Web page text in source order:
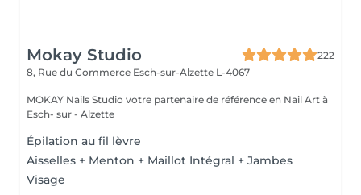
Mokay Studio
222
8, Rue du Commerce Esch-sur-Alzette L-4067
MOKAY Nails Studio votre partenaire de référence en Nail Art à
Esch- sur - Alzette
Épilation au fil lèvre
Aisselles + Menton + Maillot Intégral + Jambes
Visage